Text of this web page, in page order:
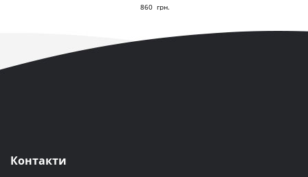
5.00з 5
860 грн.
Контакти